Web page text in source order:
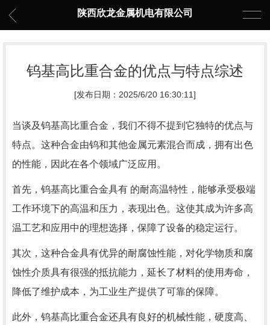
陕西欣龙金属机电有限公司
钨基高比重合金的优点与特点综述
[发布日期：2025/6/20 16:30:11]
当谈及钨基高比重合金，我们不得不提到它独特的优点与
特点。这种合金由钨和其他金属元素混合而成，拥有出色
的性能，因此在各个领域广泛应用。
首先，钨基高比重合金具有 的耐高温特性，能够承受极端
工作环境下的高温和压力，表现出色。这使其成为许多高
温工艺和应用中的理想选择，保障了设备的稳定运行。
其次，这种合金具有优异的耐腐蚀性能，对化学物质和腐
蚀性介质具有很强的抵抗能力，延长了材料的使用寿命，
降低了维护成本，为工业生产提供了可靠的保障。
此外，钨基高比重合金还具有良好的机械性能，硬度高、